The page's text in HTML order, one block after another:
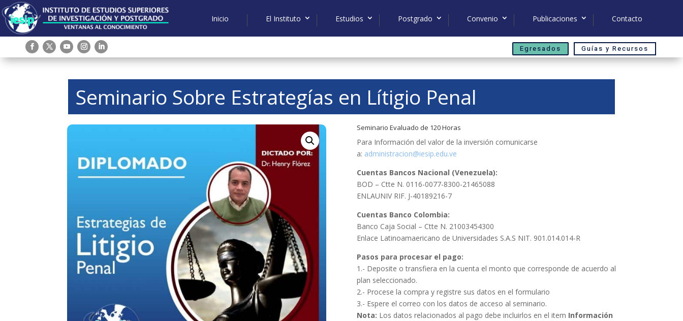
Inicio El Instituto Estudios Postgrado Convenio Publicaciones Contacto
Egresados Guías y Recursos
Seminario Sobre Estrategías en Lítigio Penal
Seminario Evaluado de 120 Horas
Para Información del valor de la inversión comunicarse
a: administracion@iesip.edu.ve
Cuentas Bancos Nacional (Venezuela):
BOD – Ctte N. 0116-0077-8300-21465088
ENLAUNIV RIF. J-40189216-7
Cuentas Banco Colombia:
Banco Caja Social – Ctte N. 21003454300
Enlace Latinoamaericano de Universidades S.A.S NIT. 901.014.014-R
Pasos para procesar el pago:
1.- Deposite o transfiera en la cuenta el monto que corresponde de acuerdo al
plan seleccionado.
2.- Procese la compra y registre sus datos en el formulario
3.- Espere el correo con los datos de acceso al seminario.
Nota: Los datos relacionados al pago debe incluirlos en el item Información